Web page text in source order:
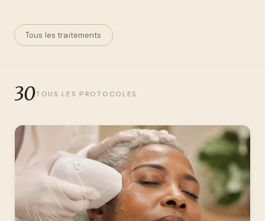
Tous les traitements
30TOUS LES PROTOCOLES